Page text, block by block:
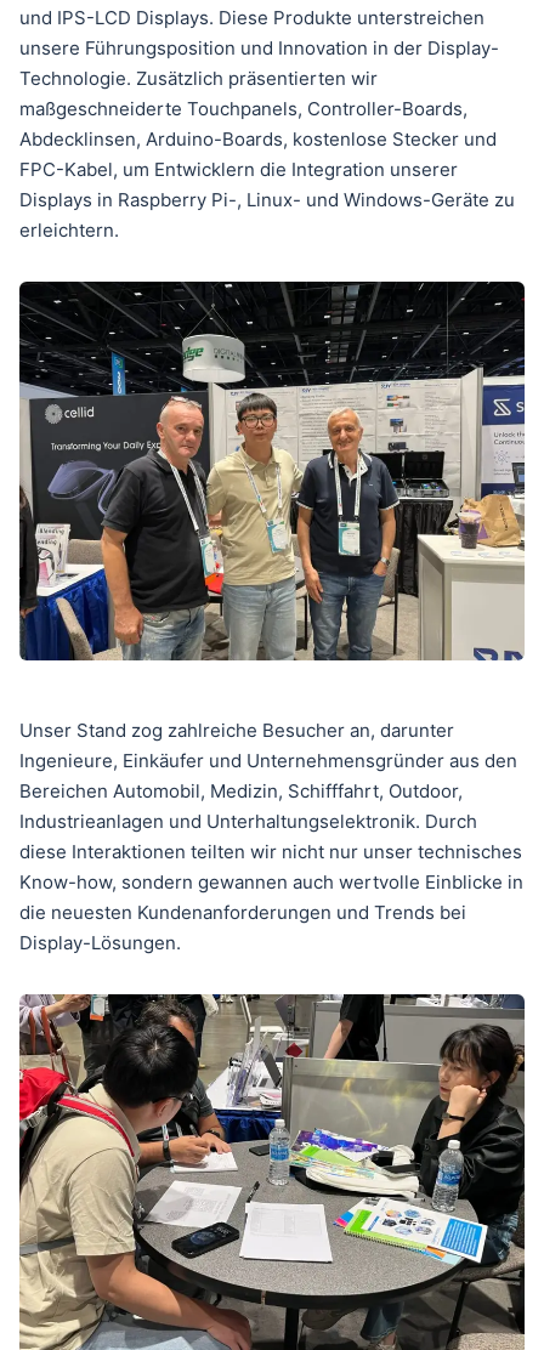
und IPS-LCD Displays. Diese Produkte unterstreichen
unsere Führungsposition und Innovation in der Display-
Technologie. Zusätzlich präsentierten wir
maßgeschneiderte Touchpanels, Controller-Boards,
Abdecklinsen, Arduino-Boards, kostenlose Stecker und
FPC-Kabel, um Entwicklern die Integration unserer
Displays in Raspberry Pi-, Linux- und Windows-Geräte zu
erleichtern.
Unser Stand zog zahlreiche Besucher an, darunter
Ingenieure, Einkäufer und Unternehmensgründer aus den
Bereichen Automobil, Medizin, Schifffahrt, Outdoor,
Industrieanlagen und Unterhaltungselektronik. Durch
diese Interaktionen teilten wir nicht nur unser technisches
Know-how, sondern gewannen auch wertvolle Einblicke in
die neuesten Kundenanforderungen und Trends bei
Display-Lösungen.